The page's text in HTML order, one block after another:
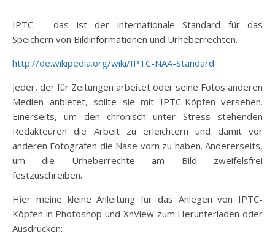
IPTC – das ist der internationale Standard für das
Speichern von Bildinformationen und Urheberrechten.
http://de.wikipedia.org/wiki/IPTC-NAA-Standard
Jeder, der für Zeitungen arbeitet oder seine Fotos anderen
Medien anbietet, sollte sie mit IPTC-Köpfen versehen.
Einerseits, um den chronisch unter Stress stehenden
Redakteuren die Arbeit zu erleichtern und damit vor
anderen Fotografen die Nase vorn zu haben. Andererseits,
um die Urheberrechte am Bild zweifelsfrei
festzuschreiben.
Hier meine kleine Anleitung für das Anlegen von IPTC-
Köpfen in Photoshop und XnView zum Herunterladen oder
Ausdrucken: